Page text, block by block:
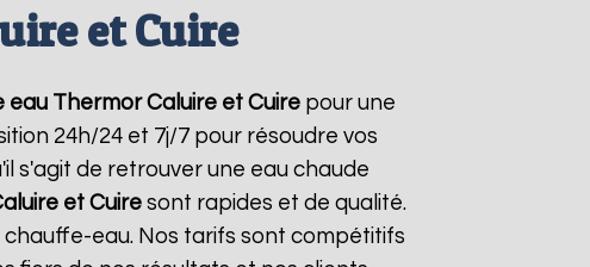
et Cuire
eau Thermor Caluire et Cuirepour une
24h/24 et 7j/7 pour résoudre vos
s'agit de retrouver une eau chaude
et Cuire sont rapides et de qualité.
eau. Nos tarifs sont compétitifs